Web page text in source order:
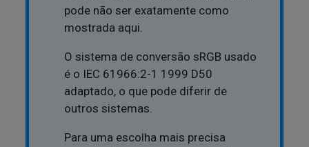
pode não ser exatamente como
mostrada aqui.
O sistema de conversão sRGB usado
é o IEC 61966:2-1 1999 D50
adaptado, o que pode diferir de
outros sistemas.
Para uma escolha mais precisa